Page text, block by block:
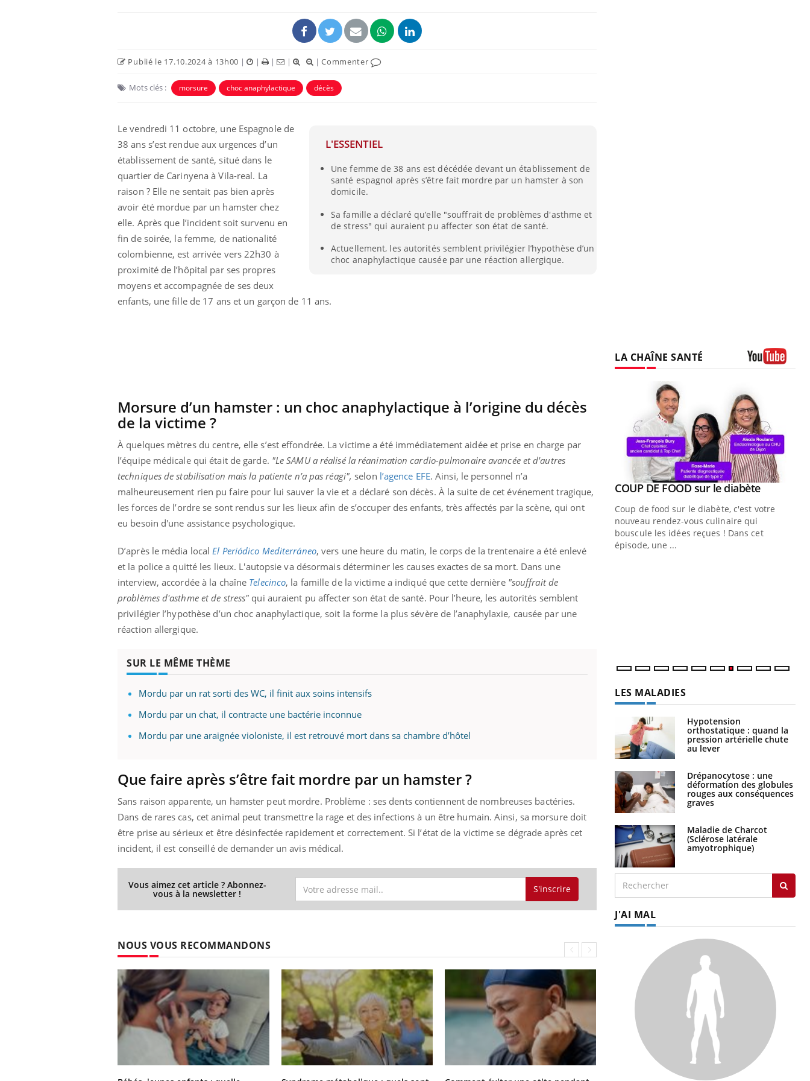
Publié le 17.10.2024 à 13h00 | | | | |Commenter
Mots clés : morsure choc anaphylactique décès
L'ESSENTIEL
Une femme de 38 ans est décédée devant un établissement de
santé espagnol après s’être fait mordre par un hamster à son
domicile.
Sa famille a déclaré qu’elle "souffrait de problèmes d'asthme et
de stress" qui auraient pu affecter son état de santé.
Actuellement, les autorités semblent privilégier l’hypothèse d’un
choc anaphylactique causée par une réaction allergique.
Le vendredi 11 octobre, une Espagnole de
38 ans s’est rendue aux urgences d’un
établissement de santé, situé dans le
quartier de Carinyena à Vila-real. La
raison ? Elle ne sentait pas bien après
avoir été mordue par un hamster chez
elle. Après que l’incident soit survenu en
fin de soirée, la femme, de nationalité
colombienne, est arrivée vers 22h30 à
proximité de l’hôpital par ses propres
moyens et accompagnée de ses deux
enfants, une fille de 17 ans et un garçon de 11 ans.
Morsure d’un hamster : un choc anaphylactique à l’origine du décès
de la victime ?
À quelques mètres du centre, elle s’est effondrée. La victime a été immédiatement aidée et prise en charge par
l’équipe médicale qui était de garde. "Le SAMU a réalisé la réanimation cardio-pulmonaire avancée et d'autres
techniques de stabilisation mais la patiente n’a pas réagi", selon l’agence EFE. Ainsi, le personnel n’a
malheureusement rien pu faire pour lui sauver la vie et a déclaré son décès. À la suite de cet événement tragique,
les forces de l’ordre se sont rendus sur les lieux afin de s’occuper des enfants, très affectés par la scène, qui ont
eu besoin d'une assistance psychologique.
D’après le média localEl Periódico Mediterráneo, vers une heure du matin, le corps de la trentenaire a été enlevé
et la police a quitté les lieux. L'autopsie va désormais déterminer les causes exactes de sa mort. Dans une
interview, accordée à la chaîne Telecinco, la famille de la victime a indiqué que cette dernière "souffrait de
problèmes d'asthme et de stress" qui auraient pu affecter son état de santé. Pour l’heure, les autorités semblent
privilégier l’hypothèse d’un choc anaphylactique, soit la forme la plus sévère de l’anaphylaxie, causée par une
réaction allergique.
SUR LE MÊME THÈME
Mordu par un rat sorti des WC, il finit aux soins intensifs
Mordu par un chat, il contracte une bactérie inconnue
Mordu par une araignée violoniste, il est retrouvé mort dans sa chambre d’hôtel
Que faire après s’être fait mordre par un hamster ?
Sans raison apparente, un hamster peut mordre. Problème : ses dents contiennent de nombreuses bactéries.
Dans de rares cas, cet animal peut transmettre la rage et des infections à un être humain. Ainsi, sa morsure doit
être prise au sérieux et être désinfectée rapidement et correctement. Si l’état de la victime se dégrade après cet
incident, il est conseillé de demander un avis médical.
Vous aimez cet article ? Abonnez-
vous à la newsletter ! S'inscrire
NOUS VOUS RECOMMANDONS
LA CHAÎNE SANTÉ
Eczéma Chronique des Mains : se
préparer pour l’été !Youtube
L'été arrive… et avec lui, un tout nouveau
rythme de vie ! Vacances, plage, piscine,
soleil, activités en plein air… Nos mains
Youtube
Diabète & Ramadan 2026Youtube
Le Ramadan approche, et, pour de
nombreuses personnes atteintes de
défis, mais ...
Youtube
Un « jumeau numérique » pour
faciliter l’accès à la médecine
préventiveYoutube
santé : l'utilisation d'un « jumeau
numérique » permet ...
Youtube
COUP DE FOOD sur le diabèteYoutube
Coup de food sur le diabète, c'est votre
nouveau rendez-vous culinaire qui
bouscule les idées reçues ! Dans cet
épisode, une ...
LES MALADIES
Hypotension
orthostatique : quand la
pression artérielle chute
au lever
Drépanocytose : une
déformation des globules
rouges aux conséquences
graves
Maladie de Charcot
(Sclérose latérale
amyotrophique)
J'AI MAL